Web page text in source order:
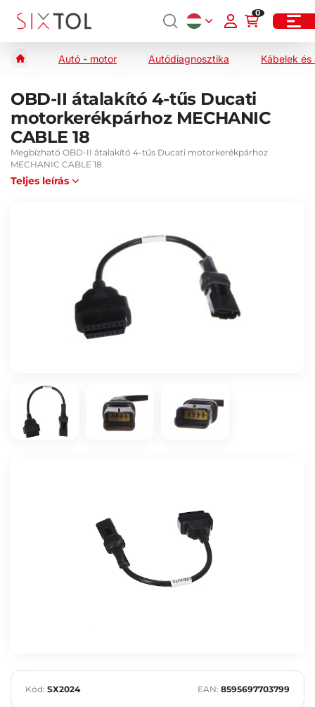
0
Autó - motor Autódiagnosztika Kábelek
OBD-II átalakító 4-tűs Ducati
motorkerékpárhoz MECHANIC
CABLE 18
Megbízható OBD-II átalakító 4-tűs Ducati motorkerékpárhoz
MECHANIC CABLE 18.
Teljes leírás
Kód: SX2024 EAN: 8595697703799